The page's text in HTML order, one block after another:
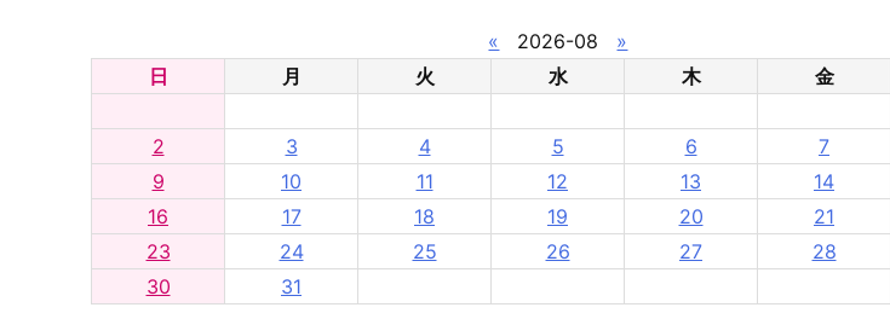
« 2026-08
»
日
月 火 水 木 金
2
3 4 5 6 7
9
10 11 12 13 14
16
17 18 19 20 21
23
24 25 26 27 28
30
31